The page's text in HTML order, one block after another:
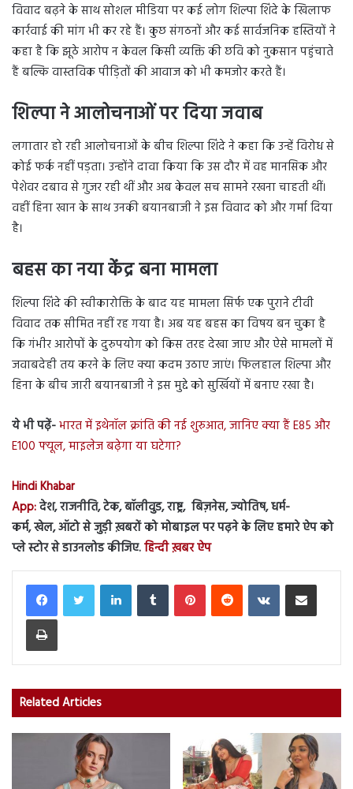
विवाद बढ़ने के साथ सोशल मीडिया पर कई लोग शिल्पा शिंदे के खिलाफ
कार्रवाई की मांग भी कर रहे हैं। कुछ संगठनों और कई सार्वजनिक हस्तियों ने
कहा है कि झूठे आरोप न केवल किसी व्यक्ति की छवि को नुकसान पहुंचाते
हैं बल्कि वास्तविक पीड़ितों की आवाज को भी कमजोर करते हैं।
शिल्पा ने आलोचनाओं पर दिया जवाब
लगातार हो रही आलोचनाओं के बीच शिल्पा शिंदे ने कहा कि उन्हें विरोध से
कोई फर्क नहीं पड़ता। उन्होंने दावा किया कि उस दौर में वह मानसिक और
पेशेवर दबाव से गुजर रही थीं और अब केवल सच सामने रखना चाहती थीं।
वहीं हिना खान के साथ उनकी बयानबाजी ने इस विवाद को और गर्मा दिया
है।
बहस का नया केंद्र बना मामला
शिल्पा शिंदे की स्वीकारोक्ति के बाद यह मामला सिर्फ एक पुराने टीवी
विवाद तक सीमित नहीं रह गया है। अब यह बहस का विषय बन चुका है
कि गंभीर आरोपों के दुरुपयोग को किस तरह देखा जाए और ऐसे मामलों में
जवाबदेही तय करने के लिए क्या कदम उठाए जाएं। फिलहाल शिल्पा और
हिना के बीच जारी बयानबाजी ने इस मुद्दे को सुर्खियों में बनाए रखा है।
ये भी पढ़ें-भारत में इथेनॉल क्रांति की नई शुरुआत, जानिए क्या हैं E85 और
E100 फ्यूल, माइलेज बढ़ेगा या घटेगा?
Hindi Khabar
App:देश, राजनीति, टेक, बॉलीवुड, राष्ट्र, बिज़नेस, ज्योतिष, धर्म-
कर्म, खेल, ऑटो से जुड़ी ख़बरों को मोबाइल पर पढ़ने के लिए हमारे ऐप को
प्ले स्टोर से डाउनलोड कीजिए.हिन्दी ख़बर ऐप
LinkedInTumblr PinterestReddit VKontakteShare via Email
Print
Related Articles